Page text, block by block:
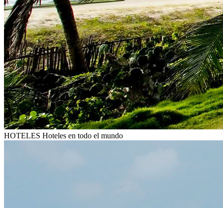
HOTELES Hoteles en todo el mundo